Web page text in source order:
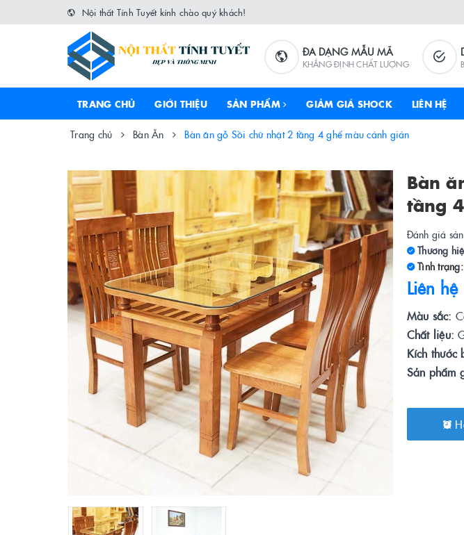
Nội thất Tính Tuyết kính chào quý khách!
ĐA DẠNG MẪU MÃ
KHẲNG ĐỊNH CHẤT LƯỢNG
TRANG CHỦ GIỚI THIỆU SẢN PHẨM GIẢM GIÁ SHOCK LIÊN HỆ
Trang chủ Bàn Ăn Bàn ăn gỗ Sồi chữ nhật 2 tầng 4 ghế màu cánh gián
Bàn
tầng
Đánh giá
Thương
Tình trạng:
Liên hệ
Màu sắc:
Chất liệu:
Kích thước
Sản phẩm